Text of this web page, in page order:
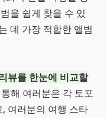
을 쉽게 찾을 수 있
데 가장 적합한 앨범
뷰를 한눈에 비교할
해 여러분은 각 토포
여러분의 여행 스타